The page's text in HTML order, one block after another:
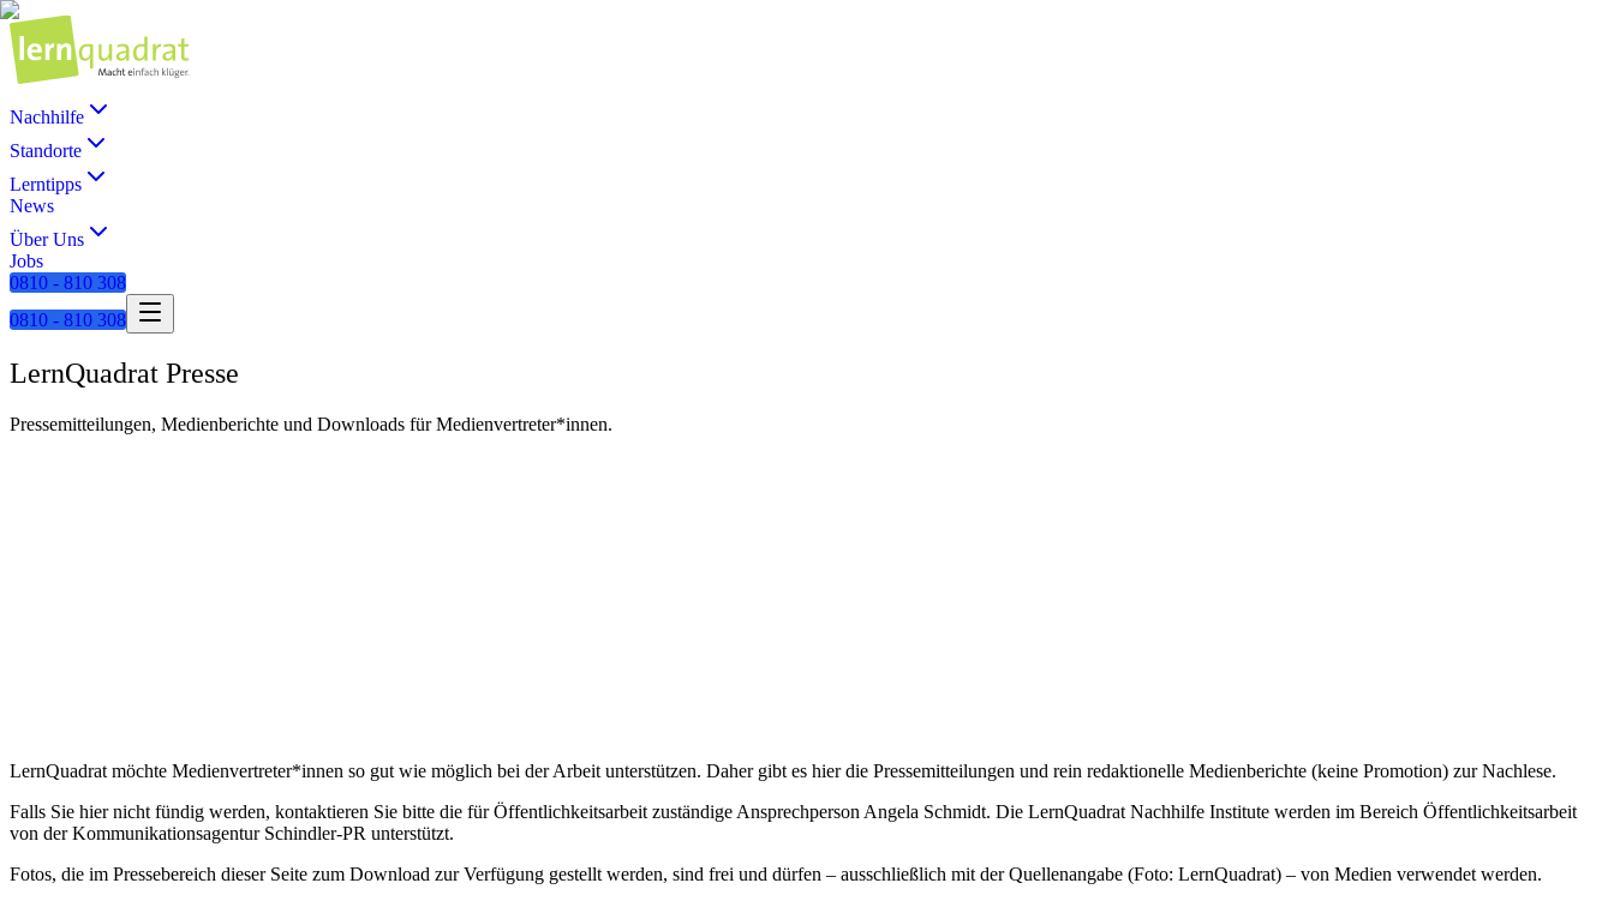
Nachhilfe
Standorte
Lerntipps
News
Über Uns
Jobs
0810 - 810 308
0810 - 810 308
LernQuadrat Presse
Pressemitteilungen, Medienberichte und Downloads für Medienvertreter*innen.
LernQuadrat möchte Medienvertreter*innen so gut wie möglich bei der Arbeit unterstützen. Daher gibt es hier die Pressemitteilungen und rein redaktionelle Medienberichte (keine Promotion) zur Nachlese.
Falls Sie hier nicht fündig werden, kontaktieren Sie bitte die für Öffentlichkeitsarbeit zuständige Ansprechperson Angela Schmidt. Die LernQuadrat Nachhilfe Institute werden im Bereich Öffentlichkeitsarbeit
von der Kommunikationsagentur Schindler-PR unterstützt.
Fotos, die im Pressebereich dieser Seite zum Download zur Verfügung gestellt werden, sind frei und dürfen – ausschließlich mit der Quellenangabe (Foto: LernQuadrat) – von Medien verwendet werden.